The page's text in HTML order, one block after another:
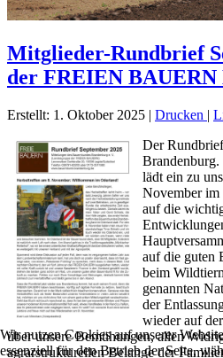
Mitglieder-Rundbrief
der FREIEN BAUERN
Erstellt: 1. Oktober 2025 | Drucken |
Der
lädt ein zu
November
auf die
auf die guten
beim
genannten
der
wieder auf
über unsere Bemühungen, allen
agrarstrukturellen Belange der
Wir nutzen Cookies auf unserer
essenziell für den Betrieb der Seite,